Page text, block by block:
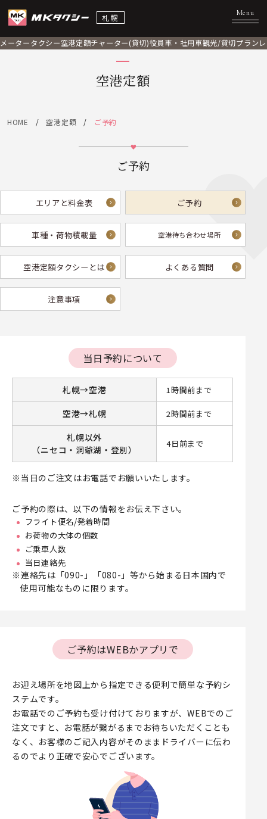
札幌
メータータクシー空港定額チャーター(貸切)役員車・社用車観光/貸切プラン
空港定額
HOME 空港定額 ご予約
ご予約
エリアと料金表 ご予約
車種・荷物積載量 空港待ち合わせ場所
空港定額タクシーとは よくある質問
注意事項
当日予約について
札幌→空港 1時間前まで
空港→札幌 2時間前まで
札幌以外
（ニセコ・洞爺湖・登別）
4日前まで
※当日のご注文はお電話でお願いいたします。
ご予約の際は、以下の情報をお伝え下さい。
フライト便名/発着時間
お荷物の大体の個数
ご乗車人数
当日連絡先
連絡先は「090-」「080-」等から始まる日本国内で
使用可能なものに限ります。
ご予約はWEBかアプリで
お迎え場所を地図上から指定できる便利で簡単な予約シ
ステムです。
お電話でのご予約も受け付けておりますが、WEBでのご
注文ですと、お電話が繋がるまでお待ちいただくことも
なく、お客様のご記入内容がそのままドライバーに伝わ
るのでより正確で安心でございます。